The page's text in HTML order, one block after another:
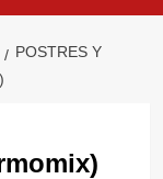
POSTRES Y